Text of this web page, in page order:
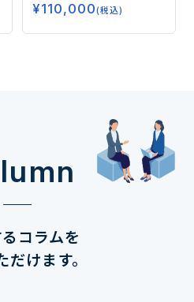
フェムケア、グミサプリまで
データで読み解く市場の未
来ー
¥110,000(税込)
コラムを
だけます。